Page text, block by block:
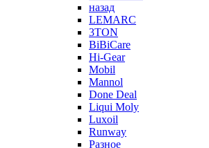
назад
LEMARC
3TON
BiBiCare
Hi-Gear
Mobil
Mannol
Done Deal
Liqui Moly
Luxoil
Runway
Разное